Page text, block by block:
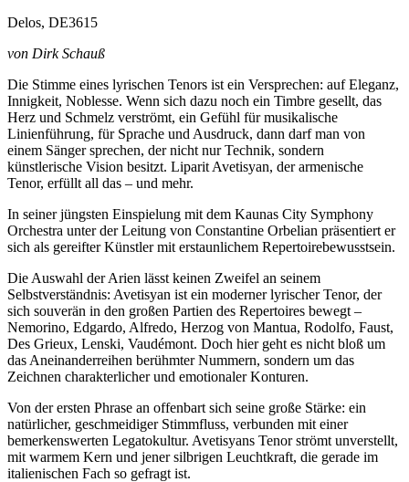
Delos, DE3615
von Dirk Schauß
Die Stimme eines lyrischen Tenors ist ein Versprechen: auf Eleganz,
Innigkeit, Noblesse. Wenn sich dazu noch ein Timbre gesellt, das
Herz und Schmelz verströmt, ein Gefühl für musikalische
Linienführung, für Sprache und Ausdruck, dann darf man von
einem Sänger sprechen, der nicht nur Technik, sondern
künstlerische Vision besitzt. Liparit Avetisyan, der armenische
Tenor, erfüllt all das – und mehr.
In seiner jüngsten Einspielung mit dem Kaunas City Symphony
Orchestra unter der Leitung von Constantine Orbelian präsentiert er
sich als gereifter Künstler mit erstaunlichem Repertoirebewusstsein.
Die Auswahl der Arien lässt keinen Zweifel an seinem
Selbstverständnis: Avetisyan ist ein moderner lyrischer Tenor, der
sich souverän in den großen Partien des Repertoires bewegt –
Nemorino, Edgardo, Alfredo, Herzog von Mantua, Rodolfo, Faust,
Des Grieux, Lenski, Vaudémont. Doch hier geht es nicht bloß um
das Aneinanderreihen berühmter Nummern, sondern um das
Zeichnen charakterlicher und emotionaler Konturen.
Von der ersten Phrase an offenbart sich seine große Stärke: ein
natürlicher, geschmeidiger Stimmfluss, verbunden mit einer
bemerkenswerten Legatokultur. Avetisyans Tenor strömt unverstellt,
mit warmem Kern und jener silbrigen Leuchtkraft, die gerade im
italienischen Fach so gefragt ist.